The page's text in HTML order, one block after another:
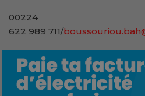
00224
622 989 711/